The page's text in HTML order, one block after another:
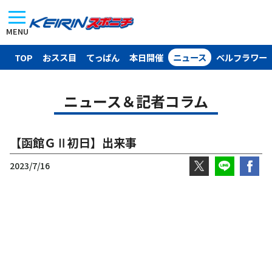
MENU
TOP おスス目 てっぱん 本日開催 ニュース ベルフラワー
ニュース＆記者コラム
【函館ＧⅡ初日】出来事
2023/7/16